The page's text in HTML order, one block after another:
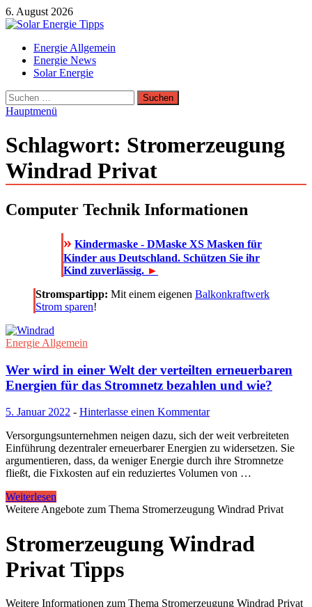
Zum
Inhalt
6. August 2026
Solar Energie Tipps
Solar Energie und Photovoltaik Informationen und Tipps
Energie Allgemein
Energie News
Solar Energie
Suchen
nach:
Hauptmenü
Schlagwort: Stromerzeugung
Windrad Privat
Computer Technik Informationen
» Kindermaske - DMaske XS Masken für
Kinder aus Deutschland. Schützen Sie ihr
Kind zuverlässig. ►
Stromspartipp: Mit einem eigenen Balkonkraftwerk
Strom sparen!
Energie Allgemein
Wer wird in einer Welt der verteilten erneuerbaren
Energien für das Stromnetz bezahlen und wie?
5. Januar 2022 - Hinterlasse einen Kommentar
Versorgungsunternehmen neigen dazu, sich der weit verbreiteten
Einführung dezentraler erneuerbarer Energien zu widersetzen. Sie
argumentieren, dass, da weniger Energie durch ihre Stromnetze
fließt, die Fixkosten auf ein reduziertes Volumen von …
Weiterlesen
Weitere Angebote zum Thema Stromerzeugung Windrad Privat
Stromerzeugung Windrad
Privat Tipps
Weitere Informationen zum Thema Stromerzeugung Windrad Privat